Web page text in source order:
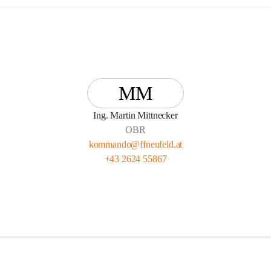
MM
Ing. Martin Mittnecker
OBR
kommando@ffneufeld.at
+43 2624 55867